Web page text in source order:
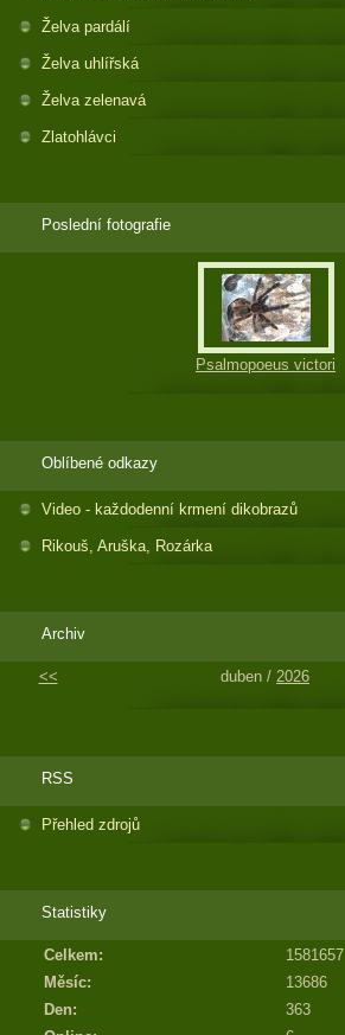
Želva pardálí
Želva uhlířská
Želva zelenavá
Zlatohlávci
Poslední fotografie
Psalmopoeus victori
Oblíbené odkazy
Video - každodenní krmení dikobrazů
Rikouš, Aruška, Rozárka
Archiv
<< duben / 2026
RSS
Přehled zdrojů
Statistiky
Celkem:
1581657
Měsíc:
13686
Den:
363